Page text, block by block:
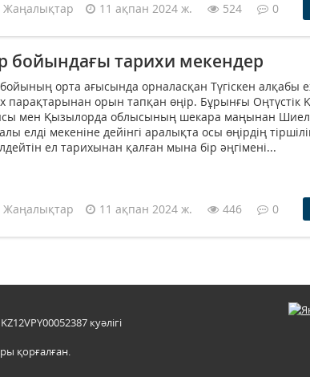
Жаңалықтар 11 ақпан 2024 ж. 524 0
бойындағы тарихи мекендер
орта ағысында орналасқан Түгіскен алқабы
парақтарынан орын тапқан өңір. Бұрынғы Оңтүстік
мен Қызылорда облысының шекара маңынан
елді мекеніне дейінгі аралықта осы өңірдің
ел тарихынан қалған мына бір әңгімені...
Жаңалықтар 11 ақпан 2024 ж. 446 0
куәлігі
қорғалған.